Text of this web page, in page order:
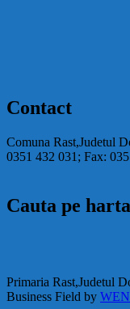
Contact
Comuna Rast,Judetul
0351 432 031; Fax:
Cauta pe harta
Primaria Rast,Judetul
Business Field by